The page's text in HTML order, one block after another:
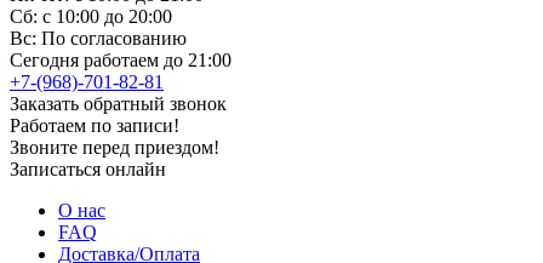
Сб: с 10:00 до 20:00
Вс: По согласованию
Сегодня работаем до 21:00
+7-(968)-701-82-81
Заказать обратный звонок
Работаем по записи!
Звоните перед приездом!
Записаться онлайн
О нас
FAQ
Доставка/Оплата